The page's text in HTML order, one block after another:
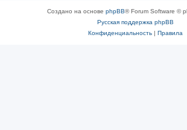
Создано на основе phpBB® Forum Software ©
Русская поддержка phpBB
Конфиденциальность| Правила